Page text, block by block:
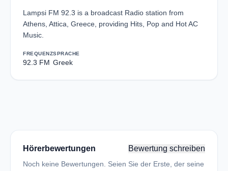
Lampsi FM 92.3 is a broadcast Radio station from
Athens, Attica, Greece, providing Hits, Pop and Hot AC
Music.
FREQUENZ
92.3 FM
SPRACHE
Greek
Hörerbewertungen Bewertung schreiben
Noch keine Bewertungen. Seien Sie der Erste, der seine